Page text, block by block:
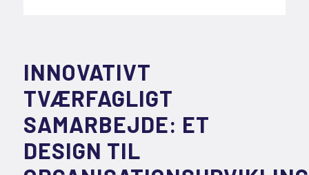
INNOVATIVT
TVÆRFAGLIGT
SAMARBEJDE: ET
DESIGN TIL